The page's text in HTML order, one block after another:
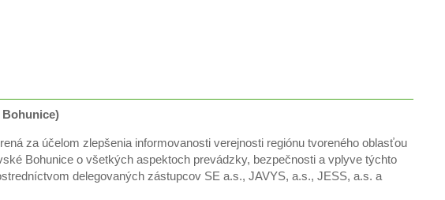
za účelom zlepšenia informovanosti verejnosti regiónu tvoreného oblasťou
Bohunice o všetkých aspektoch prevádzky, bezpečnosti a vplyve týchto
delegovaných zástupcov SE a.s., JAVYS, a.s., JESS, a.s. a